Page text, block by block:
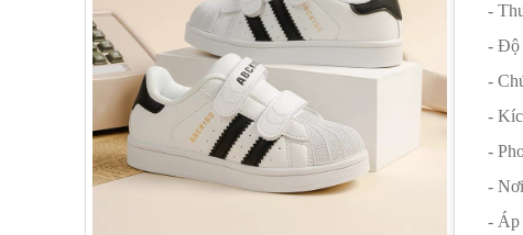
-
- Độ
-
-
-
-
- Áp